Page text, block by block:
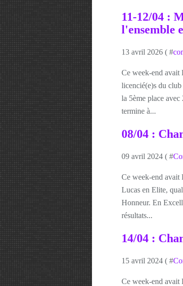
11-12/04 :
l'ensemble
13 avril 2026 ( #
Ce week-end avait
licencié(e)s du
la 5ème place
termine à...
08/04 :
09 avril 2024 ( #
Ce week-end avait
Lucas en Elite,
Honneur. En
résultats...
14/04 :
15 avril 2024 ( #
Ce week-end avait